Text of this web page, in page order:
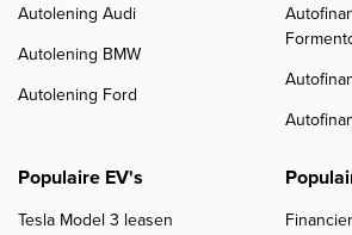
Autolening Audi
Autolening BMW
Autolening Ford
Populaire EV's
Tesla Model 3 leasen